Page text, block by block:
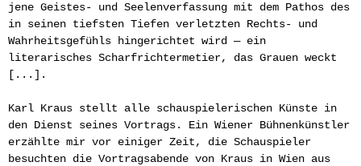
jene Geistes- und Seelenverfassung mit dem Pathos des
in seinen tiefsten Tiefen verletzten Rechts- und
Wahrheitsgefühls hingerichtet wird — ein
literarisches Scharfrichtermetier, das Grauen weckt
[...].
Karl Kraus stellt alle schauspielerischen Künste in
den Dienst seines Vortrags. Ein Wiener Bühnenkünstler
erzählte mir vor einiger Zeit, die Schauspieler
besuchten die Vortragsabende von Kraus in Wien aus